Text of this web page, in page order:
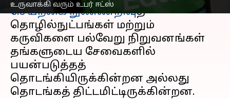
உருவாக்கி வரும் உபர் ஈட்ஸ்
செயற்கை நுண்ணறிவுத்
தொழில்நுட்பங்கள் மற்றும்
கருவிகளை பல்வேறு நிறுவனங்கள்
தங்களுடைய சேவைகளில்
பயன்படுத்தத்
தொடங்கியிருக்கின்றன அல்லது
தொடங்கத் திட்டமிட்டிருக்கின்றன.